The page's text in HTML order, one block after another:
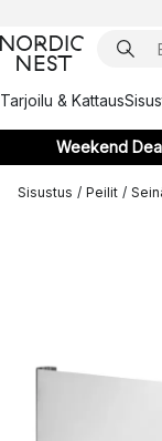
Tarjoilu & Kattaus
Weekend
Sisustus / Peilit /